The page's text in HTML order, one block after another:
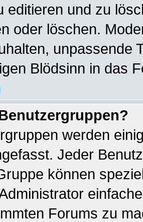
editieren und zu
oder löschen.
unpassende
Blödsinn in das
werden
Jeder
können
Forums zu